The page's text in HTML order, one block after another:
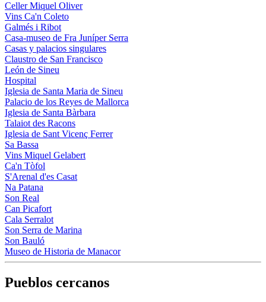
Celler Miquel Oliver
Vins Ca'n Coleto
Galmés i Ribot
Casa-museo de Fra Juníper Serra
Casas y palacios singulares
Claustro de San Francisco
León de Sineu
Hospital
Iglesia de Santa Maria de Sineu
Palacio de los Reyes de Mallorca
Iglesia de Santa Bàrbara
Talaiot des Racons
Iglesia de Sant Vicenç Ferrer
Sa Bassa
Vins Miquel Gelabert
Ca'n Tòfol
S'Arenal d'es Casat
Na Patana
Son Real
Can Picafort
Cala Serralot
Son Serra de Marina
Son Bauló
Museo de Historia de Manacor
Pueblos cercanos